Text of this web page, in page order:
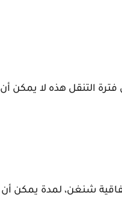
التنقل هذه لا يمكن أن
شنغن، لمدة يمكن أن